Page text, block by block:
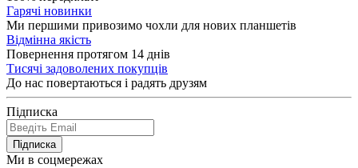
Гарячі новинки
Ми першими привозимо чохли для нових планшетів
Відмінна якість
Повернення протягом 14 днів
Тисячі задоволених покупців
До нас повертаються і радять друзям
Підписка
Підписка
Ми в соцмережах